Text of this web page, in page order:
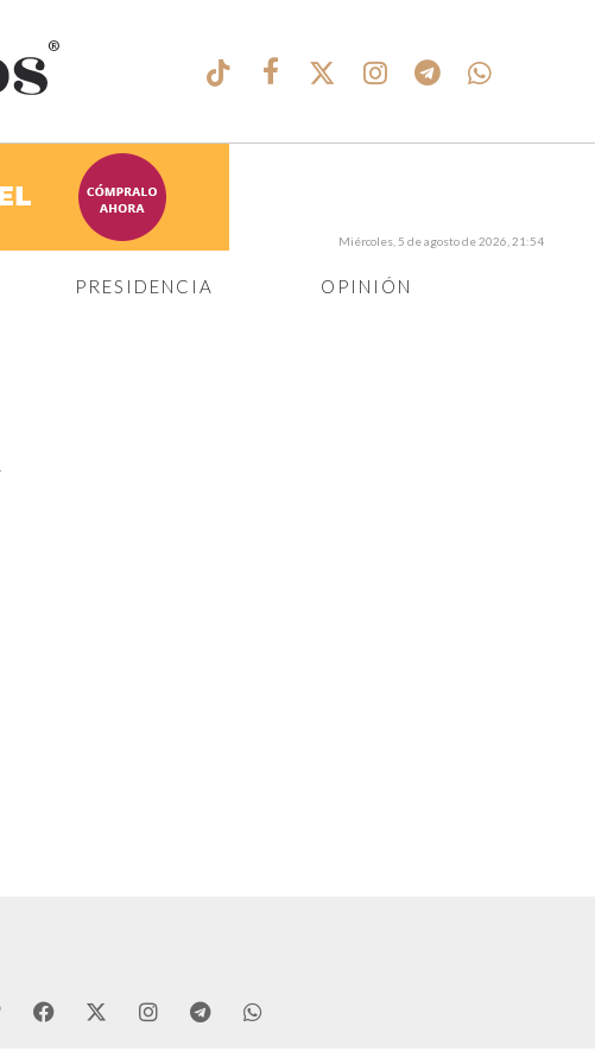
®
PRESIDENCIA OPINIÓN
Miércoles, 5 de agosto de 2026, 21:54